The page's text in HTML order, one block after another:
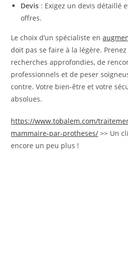
Devis : Exigez un devis détaillé
offres.
Le choix d’un spécialiste en
doit pas se faire à la légère.
recherches approfondies, de
professionnels et de peser
contre. Votre bien-être et votre
absolues.
https://www.tobalem.com/
mammaire-par-protheses/ >> Un
encore un peu plus !